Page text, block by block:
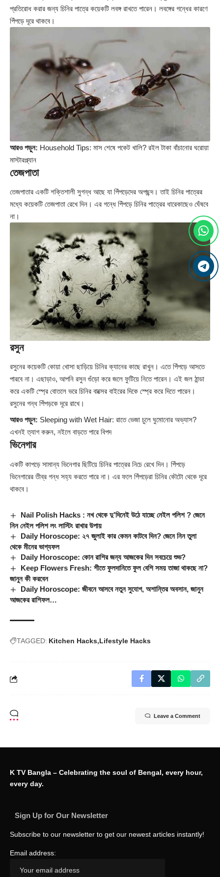
প্রতিরোধ করার জন্য চিনির পাত্রে কয়েকটি লবঙ্গ রাখতে পারেন। লবঙ্গের গন্ধের কারণে
পিঁপড়ে দূরে থাকবে।
আরও পড়ুন: Household Tips: মাস শেষে পকেট খালি? রইল টাকা বাঁচানোর ঘরোয়া
মাস্টারপ্ল্যান
তেজপাতা
তেজপাতার একটি শক্তিশালী সুগন্ধ আছে যা পিঁপড়েদের অপছন্দ। তাই চিনির পাত্রের
মধ্যে কয়েকটি তেজপাতা রেখে দিন। এর গন্ধে পিঁপড়ে চিনির পাত্রের ধারেকাছেও ঘেঁষবে
না।
রসুন
রসুনের কয়েকটি কোয়া খোসা ছাড়িয়ে চিনির ক্যানের কাছে রাখুন। এতে পিঁপড়ে আসতে
পারবে না। এছাড়াও, আপনি রসুন গুঁড়ো করে জলে ফুটিয়ে নিতে পারেন। এই জল ঠান্ডা
করে একটি স্প্রে বোতলে ভরে চিনির বাক্সের বাইরের দিকে স্প্রে করে দিতে পারেন।
রসুনের গন্ধ পিঁপড়কে দূরে রাখে।
আরও পড়ুন: Sleeping with Wet Hair: রাতে ভেজা চুলে ঘুমোনোর অভ্যাস?
এখনই ত্যাগ করুন, নইলে বাড়তে পারে বিপদ
ভিনেগার
একটি কাপড়ে সামান্য ভিনেগার ছিটিয়ে চিনির পাত্রের নিচে রেখে দিন। পিঁপড়ে
ভিনেগারের তীব্র গন্ধ সহ্য করতে পারে না। এর ফলে পিঁপড়েরা চিনির কৌটো থেকে দূরে
থাকবে।
Nail Polish Hacks : নখ থেকে দু’দিনেই উঠে যাচ্ছে নেইল পলিশ ? জেনে
নিন নেইল পলিশ লং লাস্টিং রাখার উপায়
Daily Horoscope: ২৭ জুলাই কার কেমন কাটবে দিন? জেনে নিন তুলা
থেকে মীনের ভাগ্যফল
Daily Horoscope: কোন রাশির জন্য আজকের দিন সবচেয়ে শুভ?
Keep Flowers Fresh: শীতে ফুলদানিতে ফুল বেশি সময় তাজা থাকছে না?
জানুন কী করবেন
Daily Horoscope: জীবনে আসবে নতুন সুযোগ, অশান্তির অবসান, জানুন
আজকের রাশিফল…
TAGGED: Kitchen Hacks Lifestyle Hacks
Leave a Comment
K TV Bangla – Celebrating the soul of Bengal, every hour,
every day.
Sign Up for Our Newsletter
Subscribe to our newsletter to get our newest articles instantly!
Email address: